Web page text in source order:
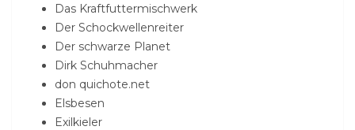
Das Kraftfuttermischwerk
Der Schockwellenreiter
Der schwarze Planet
Dirk Schuhmacher
don quichote.net
Elsbesen
Exilkieler